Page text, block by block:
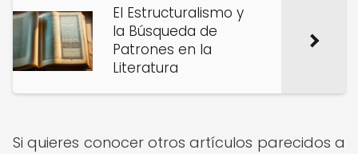
El Estructuralismo y
la Búsqueda de
Patrones en la
Literatura
Si quieres conocer otros artículos parecidos a